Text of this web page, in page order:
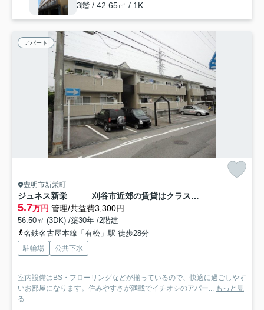
3階 / 42.65㎡ / 1K
アパート
豊明市新栄町
ジュネス新栄 刈谷市近郊の賃貸はクラスホーム刈谷店
5.7万円 管理/共益費3,300円
56.50㎡ (3DK) /築30年 /2階建
名鉄名古屋本線「有松」駅 徒歩28分
駐輪場 公共下水
室内設備はBS・フローリングなどが揃っているので、快適に過ごしやす
いお部屋になります。住みやすさが満載でイチオシのアパー... もっと見
る